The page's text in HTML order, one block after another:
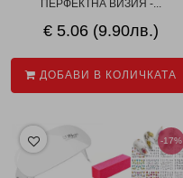
ПЕРФЕКТНА ВИЗИЯ -...
€ 5.06 (9.90лв.)
ДОБАВИ В КОЛИЧКАТА
-17%